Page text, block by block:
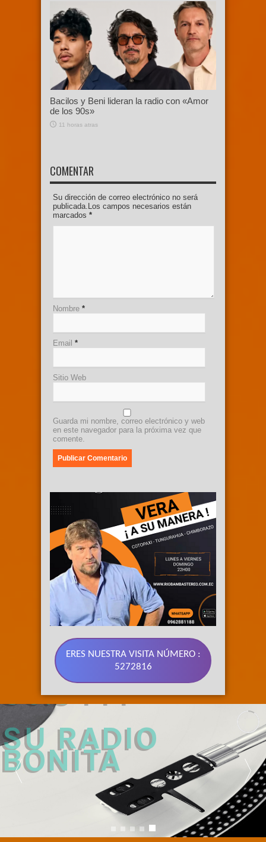
Bacilos y Beni lideran la radio con «Amor
de los 90s»
11 horas atras
COMENTAR
Su dirección de correo electrónico no será
publicada.Los campos necesarios están
marcados *
Nombre *
Email *
Sitio Web
Guarda mi nombre, correo electrónico y web
en este navegador para la próxima vez que
comente.
ERES NUESTRA VISITA NÚMERO :
5272816
89.3 FM
SU RADIO
BONITA